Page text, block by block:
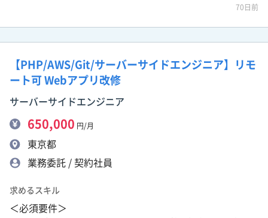
70日前
【PHP/AWS/Git/サーバーサイドエンジニア】リモ
ート可 Webアプリ改修
サーバーサイドエンジニア
650,000 円/月
東京都
業務委託 / 契約社員
求めるスキル
＜必須要件＞